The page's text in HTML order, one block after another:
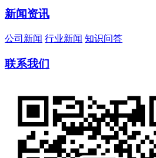
新闻资讯
公司新闻 行业新闻 知识问答
联系我们